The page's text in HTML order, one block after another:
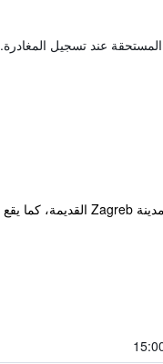
عند تسجيل المغادرة.